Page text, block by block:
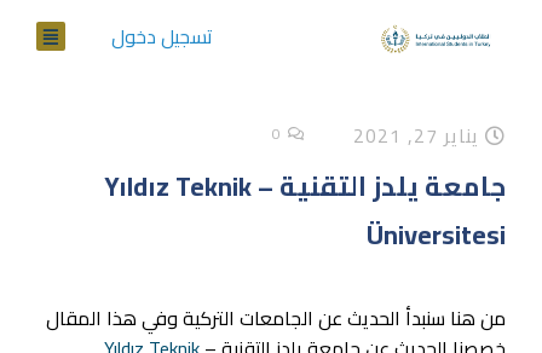
تسجيل دخول
يناير 27, 2021 0
جامعة يلدز التقنية – Yıldız Teknik
Üniversitesi
من هنا سنبدأ الحديث عن الجامعات التركية وفي هذا المقال